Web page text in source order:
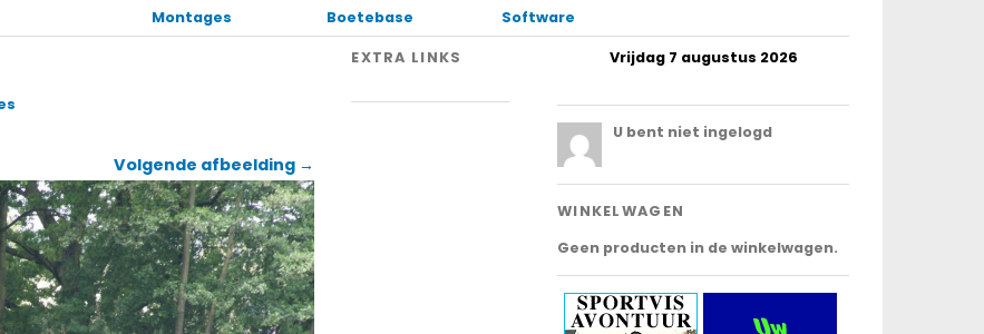
Montages
Boetebase
Software
Volgende afbeelding →
EXTRA LINKS
Vrijdag 7 augustus 2026
U bent niet ingelogd
WINKELWAGEN
Geen producten in de winkelwagen.